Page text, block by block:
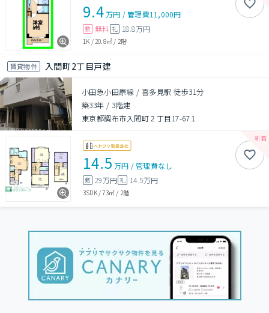
9.4万円 /管理費11,000円
敷 無料 礼 18.8万円
1K /20.8㎡ / 2階
賃貸物件 入間町2丁目戸建
小田急小田原線 / 喜多見駅 徒歩31分
築33年 / 3階建
東京都調布市入間町２丁目17-67１
14.5 万円 /管理費なし
敷 29万円 礼 14.5万円
3SDK/73㎡ / 2階